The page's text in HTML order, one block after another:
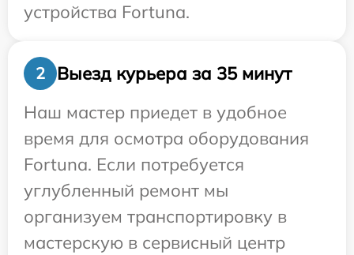
устройства Fortuna.
2
Выезд курьера за 35 минут
Наш мастер приедет в удобное
время для осмотра оборудования
Fortuna. Если потребуется
углубленный ремонт мы
организуем транспортировку в
мастерскую в сервисный центр